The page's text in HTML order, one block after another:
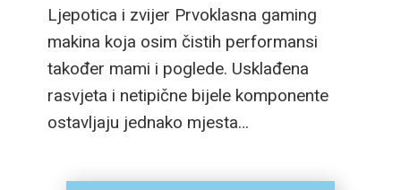
Ljepotica i zvijer Prvoklasna gaming
makina koja osim čistih performansi
također mami i poglede. Usklađena
rasvjeta i netipične bijele komponente
ostavljaju jednako mjesta…